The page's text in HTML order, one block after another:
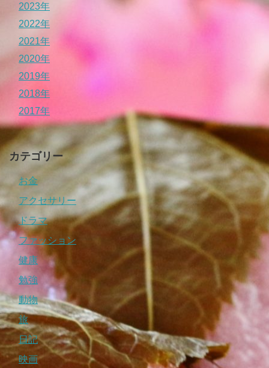
2023年
2022年
2021年
2020年
2019年
2018年
2017年
カテゴリー
お金
アクセサリー
ドラマ
ファッション
健康
勉強
動物
旅
日記
映画